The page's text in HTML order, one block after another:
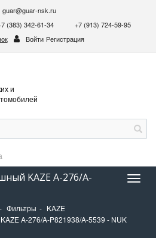
guar@guar-nsk.ru
(383) 342-61-34
+7 (913) 724-59-95
Войти Регистрация
и
KAZE A-276/A-
Фильтры
KAZE
A-276/A-P821938/A-5539 - NUK